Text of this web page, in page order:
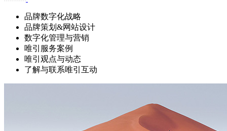
品牌数字化战略
品牌策划&网站设计
数字化管理与营销
唯引服务案例
唯引观点与动态
了解与联系唯引互动